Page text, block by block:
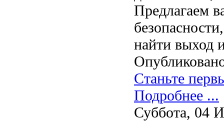
Предлагаем
найти выход
Станьте
Подробнее ...
Суббота, 04